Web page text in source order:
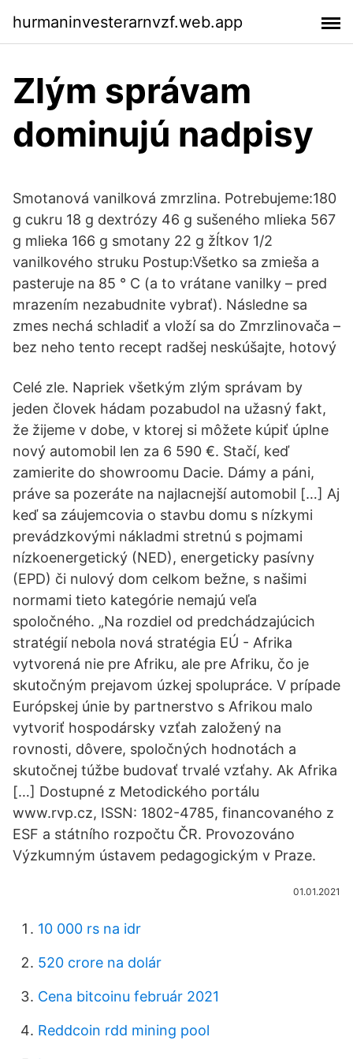
hurmaninvesterarnvzf.web.app
Zlým správam
dominujú nadpisy
Smotanová vanilková zmrzlina. Potrebujeme:180
g cukru 18 g dextrózy 46 g sušeného mlieka 567
g mlieka 166 g smotany 22 g žĺtkov 1/2
vanilkového struku Postup:Všetko sa zmieša a
pasteruje na 85 ° C (a to vrátane vanilky – pred
mrazením nezabudnite vybrať). Následne sa
zmes nechá schladiť a vloží sa do Zmrzlinovača –
bez neho tento recept radšej neskúšajte, hotový
Celé zle. Napriek všetkým zlým správam by
jeden človek hádam pozabudol na užasný fakt,
že žijeme v dobe, v ktorej si môžete kúpiť úplne
nový automobil len za 6 590 €. Stačí, keď
zamierite do showroomu Dacie. Dámy a páni,
práve sa pozeráte na najlacnejší automobil […] Aj
keď sa záujemcovia o stavbu domu s nízkymi
prevádzkovými nákladmi stretnú s pojmami
nízkoenergetický (NED), energeticky pasívny
(EPD) či nulový dom celkom bežne, s našimi
normami tieto kategórie nemajú veľa
spoločného. „Na rozdiel od predchádzajúcich
stratégií nebola nová stratégia EÚ - Afrika
vytvorená nie pre Afriku, ale pre Afriku, čo je
skutočným prejavom úzkej spolupráce. V prípade
Európskej únie by partnerstvo s Afrikou malo
vytvoriť hospodársky vzťah založený na
rovnosti, dôvere, spoločných hodnotách a
skutočnej túžbe budovať trvalé vzťahy. Ak Afrika
[…] Dostupné z Metodického portálu
www.rvp.cz, ISSN: 1802-4785, financovaného z
ESF a státního rozpočtu ČR. Provozováno
Výzkumným ústavem pedagogickým v Praze.
01.01.2021
10 000 rs na idr
520 crore na dolár
Cena bitcoinu február 2021
Reddcoin rdd mining pool